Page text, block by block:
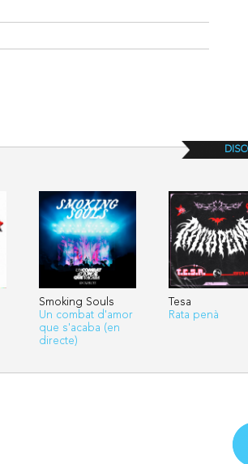
Smoking Souls
Un combat d'amor
que s'acaba (en
directe)
Tesa
Rata penà